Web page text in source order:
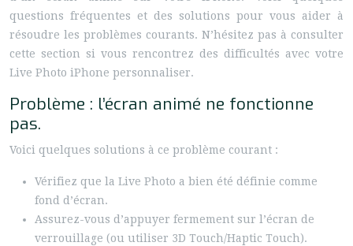
questions fréquentes et des solutions pour vous aider à
résoudre les problèmes courants. N’hésitez pas à consulter
cette section si vous rencontrez des difficultés avec votre
Live Photo iPhone personnaliser.
Problème : l’écran animé ne fonctionne
pas.
Voici quelques solutions à ce problème courant :
Vérifiez que la Live Photo a bien été définie comme
fond d’écran.
Assurez-vous d’appuyer fermement sur l’écran de
verrouillage (ou utiliser 3D Touch/Haptic Touch).